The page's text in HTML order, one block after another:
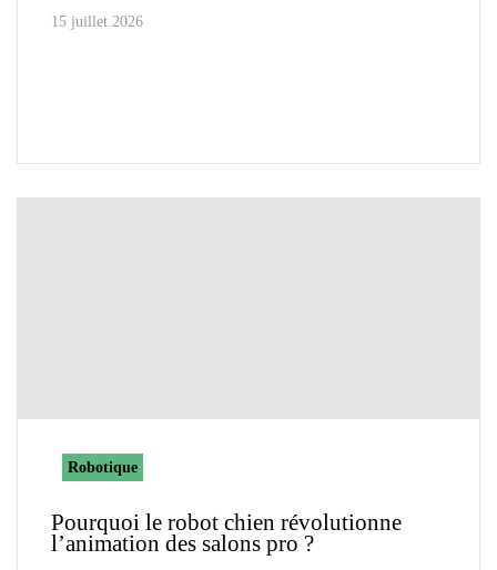
15 juillet 2026
Robotique
Pourquoi le robot chien révolutionne
l’animation des salons pro ?